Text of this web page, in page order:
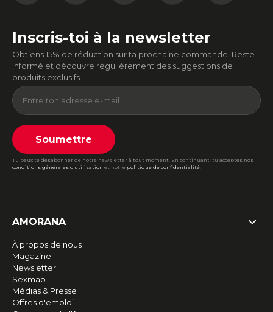
Inscris-toi à la newsletter
Obtiens 15% de réduction sur ta prochaine commande! Reste
informé et découvre régulièrement des suggestions de
produits exclusifs.
Soumettre
Tu peux te désabonner de notre newsletter à tout moment. En continuant, tu acceptes nos
conditions générales d'utilisation et notre politique de confidentialité.
AMORANA
À propos de nous
Magazine
Newsletter
Sexmap
Médias & Presse
Offres d'emploi